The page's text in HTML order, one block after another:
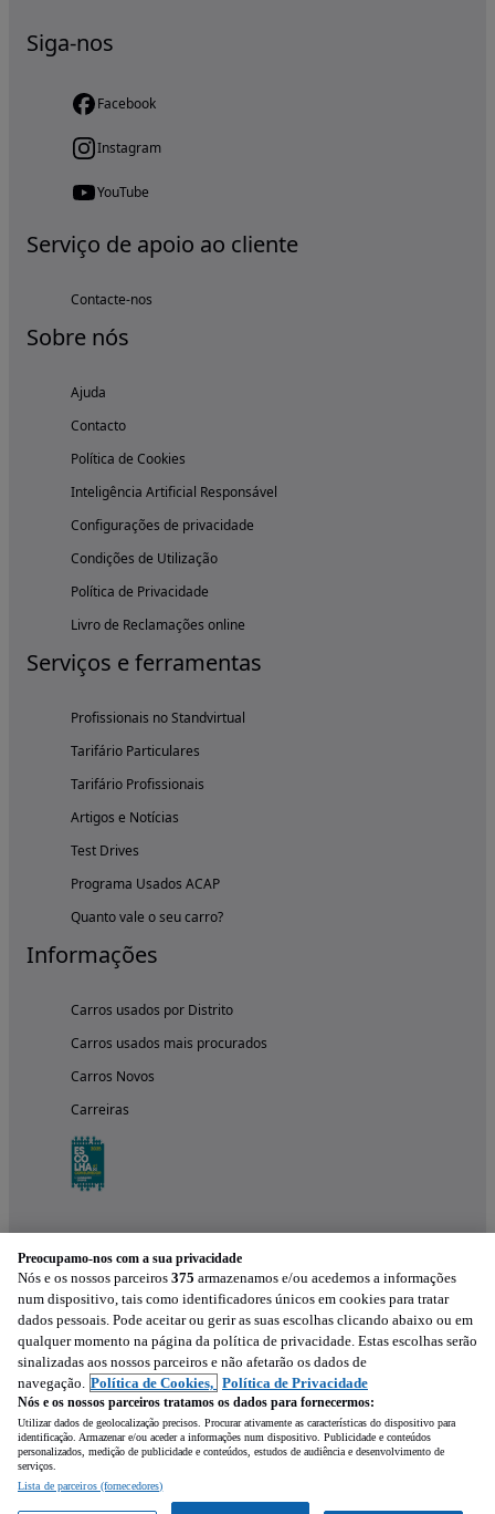
Siga-nos
Facebook
Instagram
YouTube
Serviço de apoio ao cliente
Contacte-nos
Sobre nós
Ajuda
Contacto
Política de Cookies
Inteligência Artificial Responsável
Configurações de privacidade
Condições de Utilização
Política de Privacidade
Livro de Reclamações online
Serviços e ferramentas
Profissionais no Standvirtual
Tarifário Particulares
Tarifário Profissionais
Artigos e Notícias
Test Drives
Programa Usados ACAP
Quanto vale o seu carro?
Informações
Carros usados por Distrito
Carros usados mais procurados
Carros Novos
Carreiras
Experimenta a aplicação
Preocupamo-nos com a sua privacidade
Nós e os nossos parceiros 375 armazenamos e/ou acedemos a informações
num dispositivo, tais como identificadores únicos em cookies para tratar
dados pessoais. Pode aceitar ou gerir as suas escolhas clicando abaixo ou em
qualquer momento na página da política de privacidade. Estas escolhas serão
sinalizadas aos nossos parceiros e não afetarão os dados de
navegação. Política de Cookies, Política de Privacidade
Nós e os nossos parceiros tratamos os dados para fornecermos:
Utilizar dados de geolocalização precisos. Procurar ativamente as características do dispositivo para
identificação. Armazenar e/ou aceder a informações num dispositivo. Publicidade e conteúdos
personalizados, medição de publicidade e conteúdos, estudos de audiência e desenvolvimento de
serviços.
Lista de parceiros (fornecedores)